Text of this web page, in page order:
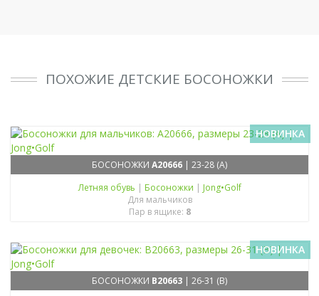
ПОХОЖИЕ ДЕТСКИЕ БОСОНОЖКИ
НОВИНКА
БОСОНОЖКИ A20666 | 23-28 (A)
Летняя обувь | Босоножки | Jong•Golf
Для мальчиков
Пар в ящике: 8
НОВИНКА
БОСОНОЖКИ B20663 | 26-31 (B)